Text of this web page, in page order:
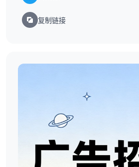
复制链接